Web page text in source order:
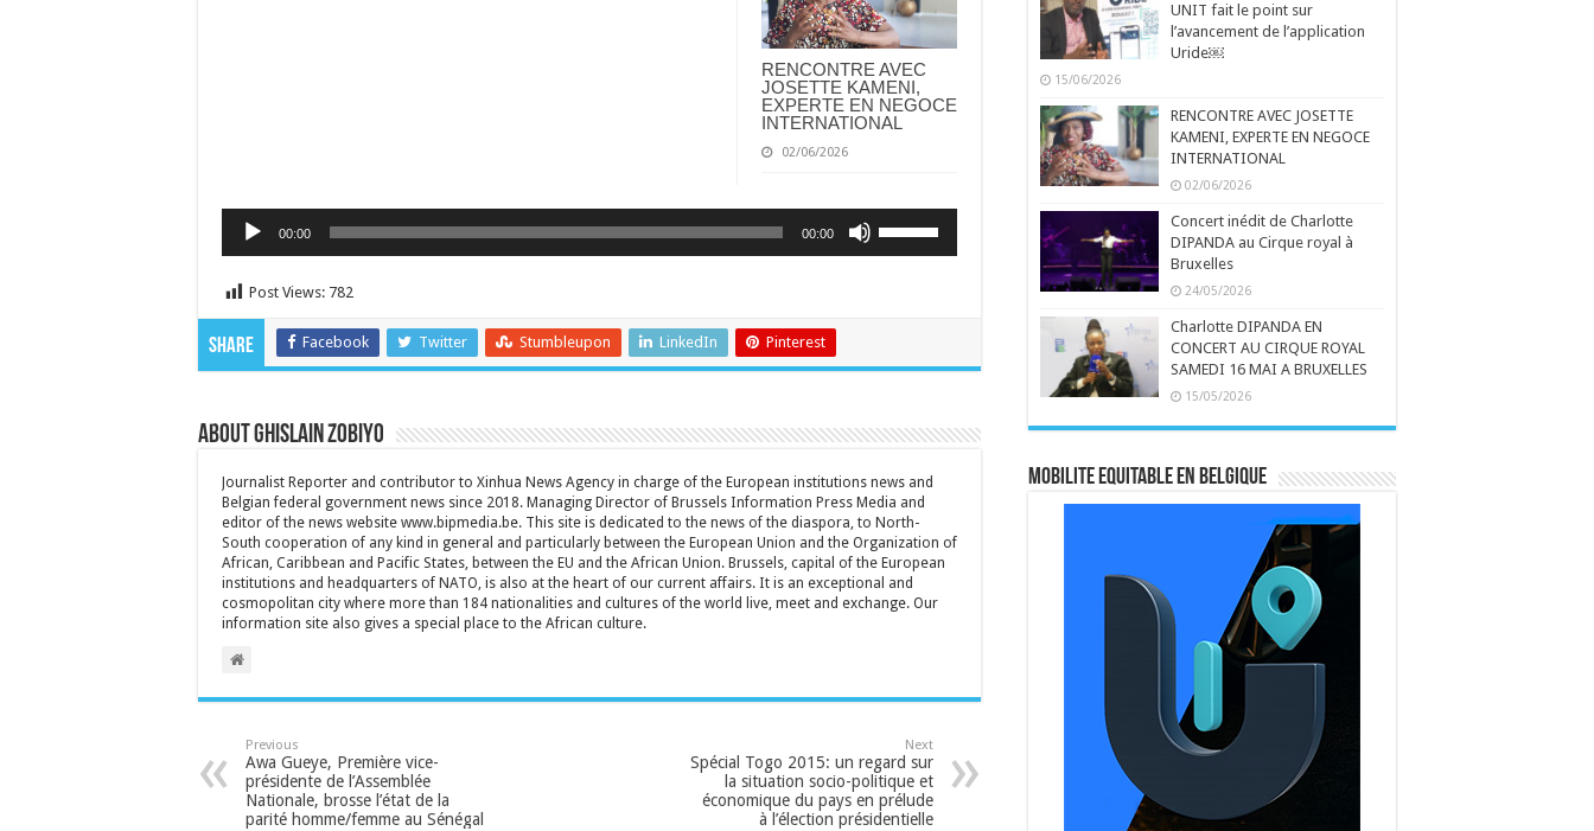
RENCONTRE AVEC
JOSETTE KAMENI,
EXPERTE EN NEGOCE
INTERNATIONAL
02/06/2026
00:00 00:00
ou
le
Post Views: 782
Share Facebook Twitter Stumbleupon LinkedIn Pinterest
About Ghislain Zobiyo
Journalist Reporter and contributor to Xinhua News Agency in charge of the European institutions news and
Belgian federal government news since 2018. Managing Director of Brussels Information Press Media and
editor of the news website www.bipmedia.be. This site is dedicated to the news of the diaspora, to North-
South cooperation of any kind in general and particularly between the European Union and the Organization of
African, Caribbean and Pacific States, between the EU and the African Union. Brussels, capital of the European
institutions and headquarters of NATO, is also at the heart of our current affairs. It is an exceptional and
cosmopolitan city where more than 184 nationalities and cultures of the world live, meet and exchange. Our
information site also gives a special place to the African culture.
Previous
Awa Gueye, Première vice-
présidente de l’Assemblée
Nationale, brosse l’état de la
parité homme/femme au Sénégal
Next
Spécial Togo 2015: un regard sur
la situation socio-politique et
économique du pays en prélude
à l’élection présidentielle
UNIT fait le point sur
l’avancement de l’application
Uride￼
15/06/2026
RENCONTRE AVEC JOSETTE
KAMENI, EXPERTE EN NEGOCE
INTERNATIONAL
02/06/2026
Concert inédit de Charlotte
DIPANDA au Cirque royal à
Bruxelles
24/05/2026
Charlotte DIPANDA EN
CONCERT AU CIRQUE ROYAL
SAMEDI 16 MAI A BRUXELLES
15/05/2026
MOBILITE EQUITABLE EN BELGIQUE